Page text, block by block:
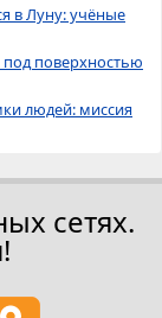
в Луну: учёные
поверхностью
людей: миссия
сетях.